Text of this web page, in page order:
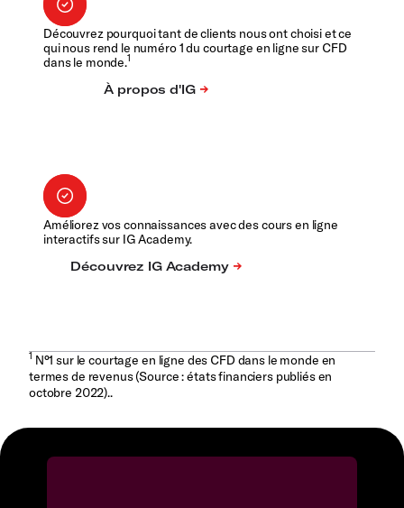
Découvrez pourquoi tant de clients nous ont choisi et ce
qui nous rend le numéro 1 du courtage en ligne sur CFD
dans le monde.1
Améliorez vos connaissances avec des cours en ligne
interactifs sur IG Academy.
1N°1 sur le courtage en ligne des CFD dans le monde en
termes de revenus (Source : états financiers publiés en
octobre 2022)..